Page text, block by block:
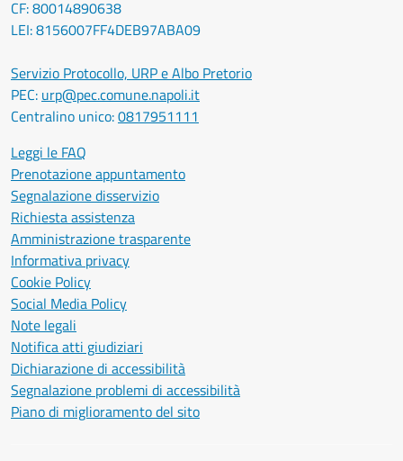
CF: 80014890638
LEI: 8156007FF4DEB97ABA09
Servizio Protocollo, URP e Albo Pretorio
PEC: urp@pec.comune.napoli.it
Centralino unico:0817951111
Leggi le FAQ
Prenotazione appuntamento
Segnalazione disservizio
Richiesta assistenza
Amministrazione trasparente
Informativa privacy
Cookie Policy
Social Media Policy
Note legali
Notifica atti giudiziari
Dichiarazione di accessibilità
Segnalazione problemi di accessibilità
Piano di miglioramento del sito